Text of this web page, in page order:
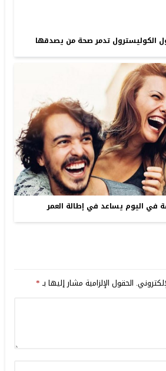
الحقول الإلزامية مشار إليها بـ*